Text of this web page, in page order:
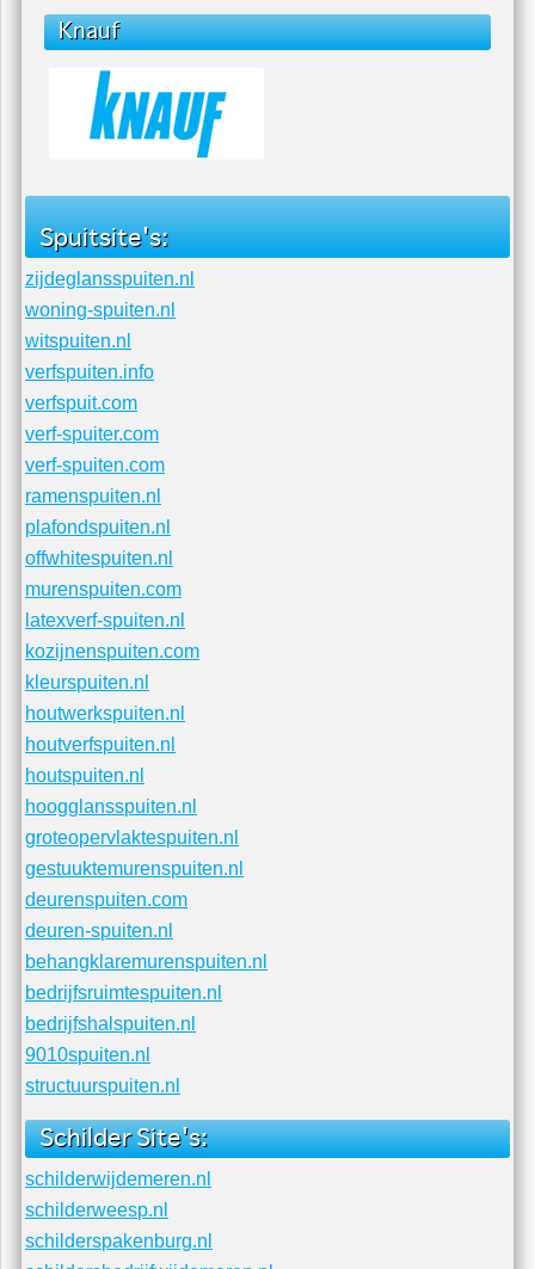
Knauf
Spuitsite's:
zijdeglansspuiten.nl
woning-spuiten.nl
witspuiten.nl
verfspuiten.info
verfspuit.com
verf-spuiter.com
verf-spuiten.com
ramenspuiten.nl
plafondspuiten.nl
offwhitespuiten.nl
murenspuiten.com
latexverf-spuiten.nl
kozijnenspuiten.com
kleurspuiten.nl
houtwerkspuiten.nl
houtverfspuiten.nl
houtspuiten.nl
hoogglansspuiten.nl
groteopervlaktespuiten.nl
gestuuktemurenspuiten.nl
deurenspuiten.com
deuren-spuiten.nl
behangklaremurenspuiten.nl
bedrijfsruimtespuiten.nl
bedrijfshalspuiten.nl
9010spuiten.nl
structuurspuiten.nl